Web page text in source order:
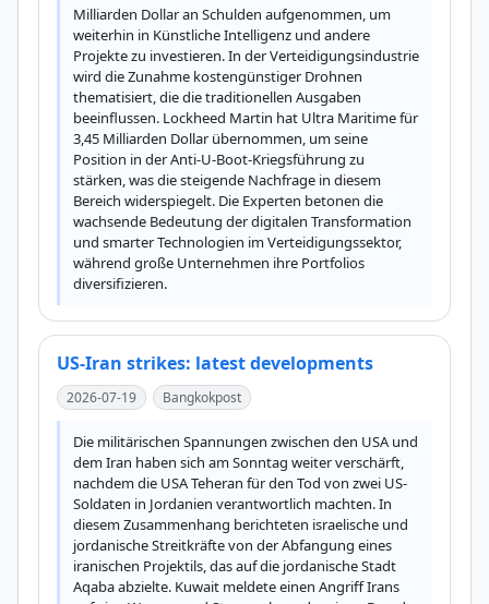
Milliarden Dollar an Schulden aufgenommen, um
weiterhin in Künstliche Intelligenz und andere
Projekte zu investieren. In der Verteidigungsindustrie
wird die Zunahme kostengünstiger Drohnen
thematisiert, die die traditionellen Ausgaben
beeinflussen. Lockheed Martin hat Ultra Maritime für
3,45 Milliarden Dollar übernommen, um seine
Position in der Anti-U-Boot-Kriegsführung zu
stärken, was die steigende Nachfrage in diesem
Bereich widerspiegelt. Die Experten betonen die
wachsende Bedeutung der digitalen Transformation
und smarter Technologien im Verteidigungssektor,
während große Unternehmen ihre Portfolios
diversifizieren.
US-Iran strikes: latest developments
2026-07-19 Bangkokpost
Die militärischen Spannungen zwischen den USA und
dem Iran haben sich am Sonntag weiter verschärft,
nachdem die USA Teheran für den Tod von zwei US-
Soldaten in Jordanien verantwortlich machten. In
diesem Zusammenhang berichteten israelische und
jordanische Streitkräfte von der Abfangung eines
iranischen Projektils, das auf die jordanische Stadt
Aqaba abzielte. Kuwait meldete einen Angriff Irans